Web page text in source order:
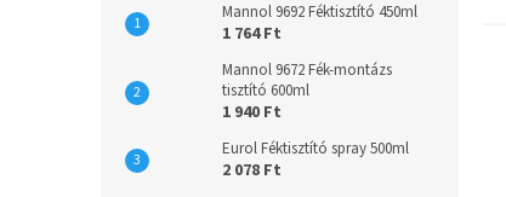
Mannol 9692 Féktisztító 450ml
1 764 Ft
Mannol 9672 Fék-montázs
tisztító 600ml
1 940 Ft
Eurol Féktisztító spray 500ml
2 078 Ft